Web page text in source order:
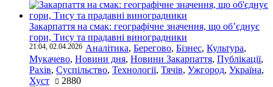
Закарпаття на смак: географічне значення, що об’єднує
гори, Тису та прадавні виноградники
21:04, 02.04.2026 Аналітика, Берегово, Бізнес, Культура,
Мукачево, Новини дня, Новини Закарпаття, Публікації,
Рахів, Суспільство, Технології, Тячів, Ужгород, Україна,
Хуст
2880